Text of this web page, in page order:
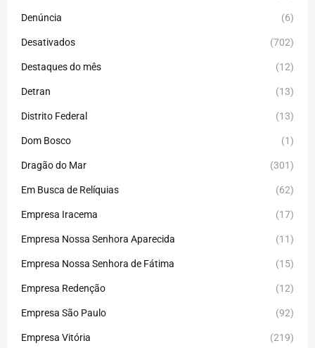
Denúncia (6)
Desativados (702)
Destaques do mês (12)
Detran (13)
Distrito Federal (13)
Dom Bosco (1)
Dragão do Mar (301)
Em Busca de Relíquias (62)
Empresa Iracema (17)
Empresa Nossa Senhora Aparecida (11)
Empresa Nossa Senhora de Fátima (15)
Empresa Redenção (12)
Empresa São Paulo (92)
Empresa Vitória (219)